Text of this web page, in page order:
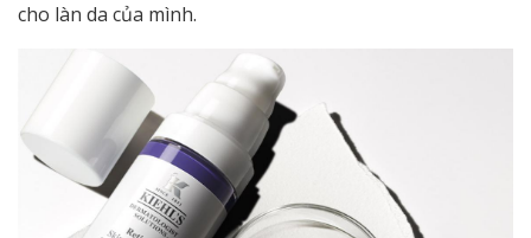
cho làn da của mình.